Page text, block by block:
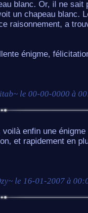
blanc. Or, il ne sait
un chapeau blanc.
raisonnement, a
énigme,
~ le 00-00-0000 à
voilà enfin une
et rapidement en
~ le 16-01-2007 à